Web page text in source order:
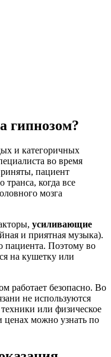
гипнозом?
и категоричных
во время
пациент
транса, когда все
мозга
усиливающие
и приятная музыка).
пациента. Поэтому во
на кушетку или
работает безопасно. Во
не используются
или физическое
ценах можно узнать по